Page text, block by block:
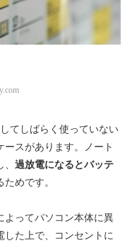
てしばらく使っていない
スがあります。ノート
過放電になるとバッテ
ためです。
よってパソコン本体に異
した上で、コンセントに